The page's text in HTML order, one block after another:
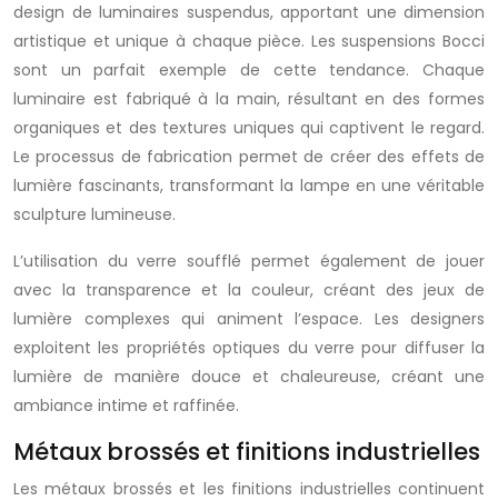
design de luminaires suspendus, apportant une dimension
artistique et unique à chaque pièce. Les suspensions Bocci
sont un parfait exemple de cette tendance. Chaque
luminaire est fabriqué à la main, résultant en des formes
organiques et des textures uniques qui captivent le regard.
Le processus de fabrication permet de créer des effets de
lumière fascinants, transformant la lampe en une véritable
sculpture lumineuse.
L’utilisation du verre soufflé permet également de jouer
avec la transparence et la couleur, créant des jeux de
lumière complexes qui animent l’espace. Les designers
exploitent les propriétés optiques du verre pour diffuser la
lumière de manière douce et chaleureuse, créant une
ambiance intime et raffinée.
Métaux brossés et finitions industrielles
Les métaux brossés et les finitions industrielles continuent